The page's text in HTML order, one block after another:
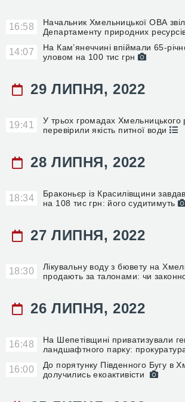
16:58
Начальник Хмельницької ОВА
Департаменту природних ресурсів
14:07
На Кам’янеччині впіймали 65-
уловом на 100 тис грн
29 ЛИПНЯ, 2022
19:41
У трьох громадах Хмельницького
перевірили якість питної води
28 ЛИПНЯ, 2022
18:34
Браконьєр із Красилівщини
на 108 тис грн: його судитимуть
27 ЛИПНЯ, 2022
18:30
Лікувальну воду з бювету на
продають за талонами: чи
26 ЛИПНЯ, 2022
16:48
На Шепетівщині приватизували
ландшафтного парку:
16:00
До порятунку Південного Бугу в
долучились екоактивісти